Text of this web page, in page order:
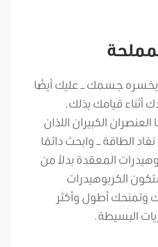
يخسره جسمك – عليك أيضًا
أثناء قيامك بذلك.
الكبيران اللذان
الطاقة – وابحث دائمًا
المعقدة بدلاً من
الكربوهيدرات
أطول وأكثر
البسيطة.